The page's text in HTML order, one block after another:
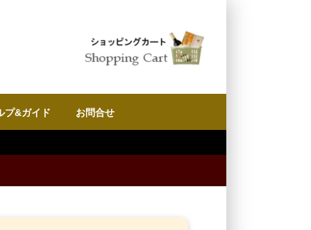
プ&ガイド お問合せ